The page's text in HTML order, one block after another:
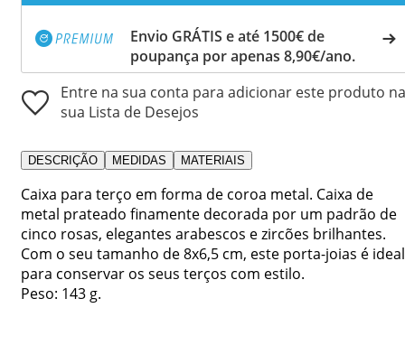
Envio GRÁTIS e até 1500€ de
poupança por apenas 8,90€/ano.
Entre na sua conta para adicionar este produto na
sua Lista de Desejos
DESCRIÇÃO MEDIDAS MATERIAIS
Caixa para terço em forma de coroa metal. Caixa de
metal prateado finamente decorada por um padrão de
cinco rosas, elegantes arabescos e zircões brilhantes.
Com o seu tamanho de 8x6,5 cm, este porta-joias é ideal
para conservar os seus terços com estilo.
Peso: 143 g.